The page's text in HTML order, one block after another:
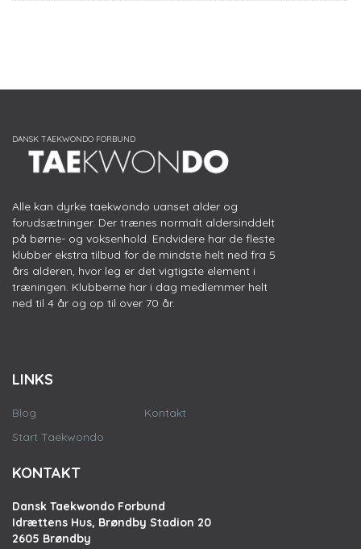
Alle kan dyrke taekwondo uanset alder og
forudsætninger. Der trænes normalt aldersinddelt
på børne- og voksenhold. Endvidere har de fleste
klubber ekstra tilbud for de mindste helt ned fra 5
års alderen, hvor leg er det vigtigste element i
træningen. Klubberne har i dag medlemmer helt
ned til 4 år og op til over 70 år.
LINKS
Blog
Start Taekwondo
Kontakt
KONTAKT
Dansk Taekwondo Forbund
Idrættens Hus, Brøndby Stadion 20
2605 Brøndby